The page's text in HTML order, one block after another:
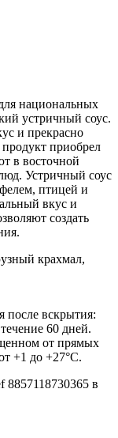
национальных
устричный соус.
и прекрасно
приобрел
в восточной
Устричный соус
птицей и
вкус и
создать
крахмал,
после вскрытия:
60 дней.
от прямых
+1 до +27°С.
8857118730365 в